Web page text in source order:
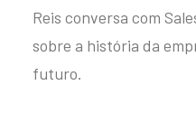
Reis conversa com
sobre a história da
futuro.